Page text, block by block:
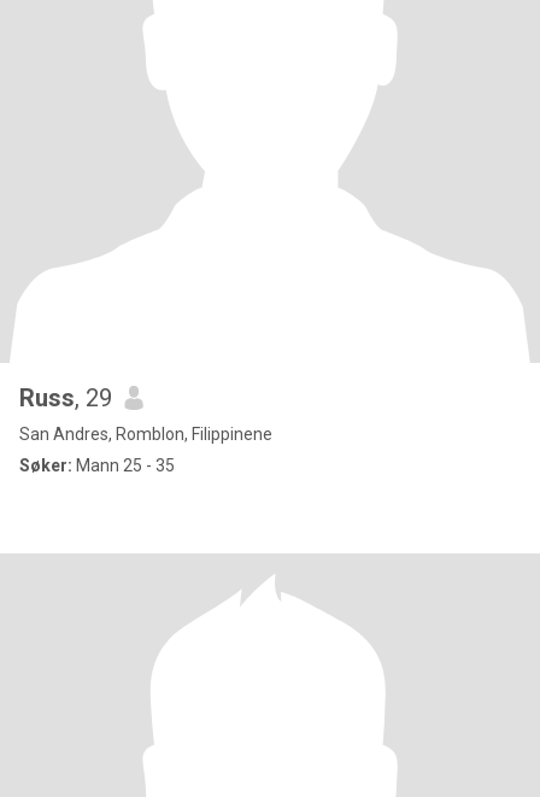
Russ, 29
San Andres, Romblon, Filippinene
Søker: Mann 25 - 35